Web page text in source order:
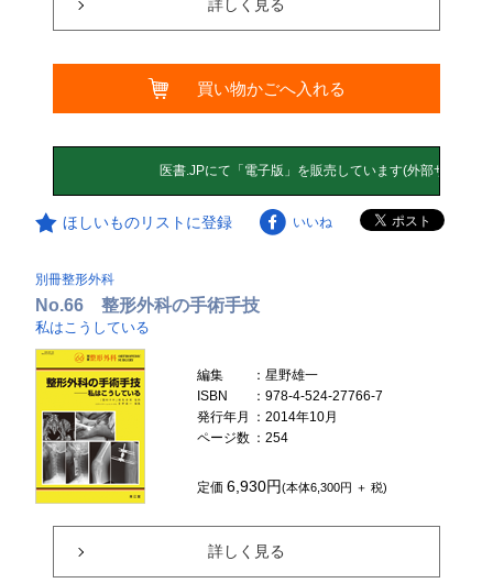
詳しく見る
買い物かごへ入れる
ほしいものリストに登録 いいね
別冊整形外科
No.66 整形外科の手術手技
私はこうしている
編集
：星野雄一
ISBN
：978-4-524-27766-7
発行年月
：2014年10月
ページ数 ：254
定価6,930円(本体6,300円 ＋ 税)
詳しく見る